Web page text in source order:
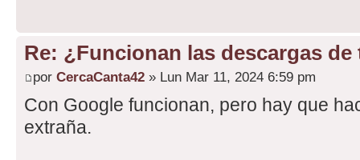
Re: ¿Funcionan las descargas
por CercaCanta42 » Lun Mar 11, 2024 6:59 pm
Con Google funcionan, pero hay que
extraña.